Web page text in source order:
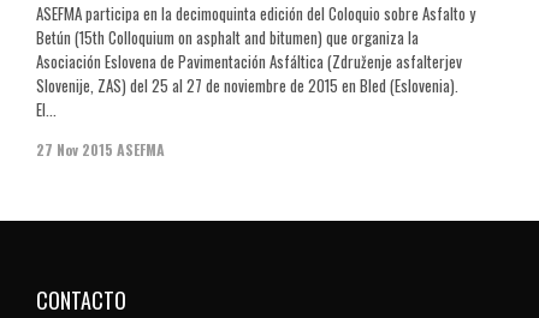
ASEFMA participa en la decimoquinta edición del Coloquio sobre Asfalto y
Betún (15th Colloquium on asphalt and bitumen) que organiza la
Asociación Eslovena de Pavimentación Asfáltica (Združenje asfalterjev
Slovenije, ZAS) del 25 al 27 de noviembre de 2015 en Bled (Eslovenia).
El...
27 Nov 2015 ASEFMA
CONTACTO